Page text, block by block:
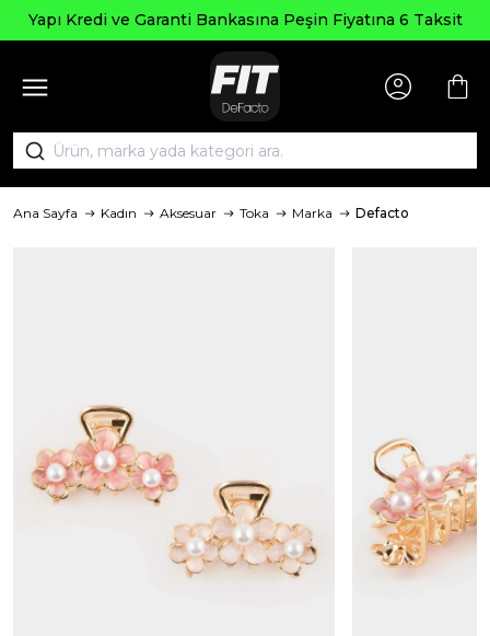
Yapı Kredi ve Garanti Bankasına Peşin Fiyatına 6 Taksit
Ana Sayfa Kadın Aksesuar Toka Marka Defacto